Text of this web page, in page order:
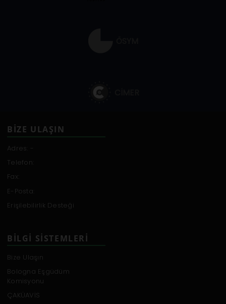
BİZE ULAŞIN
Adres: -
Telefon:
Fax:
E-Posta:
Erişilebilirlik Desteği
BILGI SISTEMLERI
Bize Ulaşın
Bologna Eşgüdüm
Komisyonu
ÇAKÜAVİS